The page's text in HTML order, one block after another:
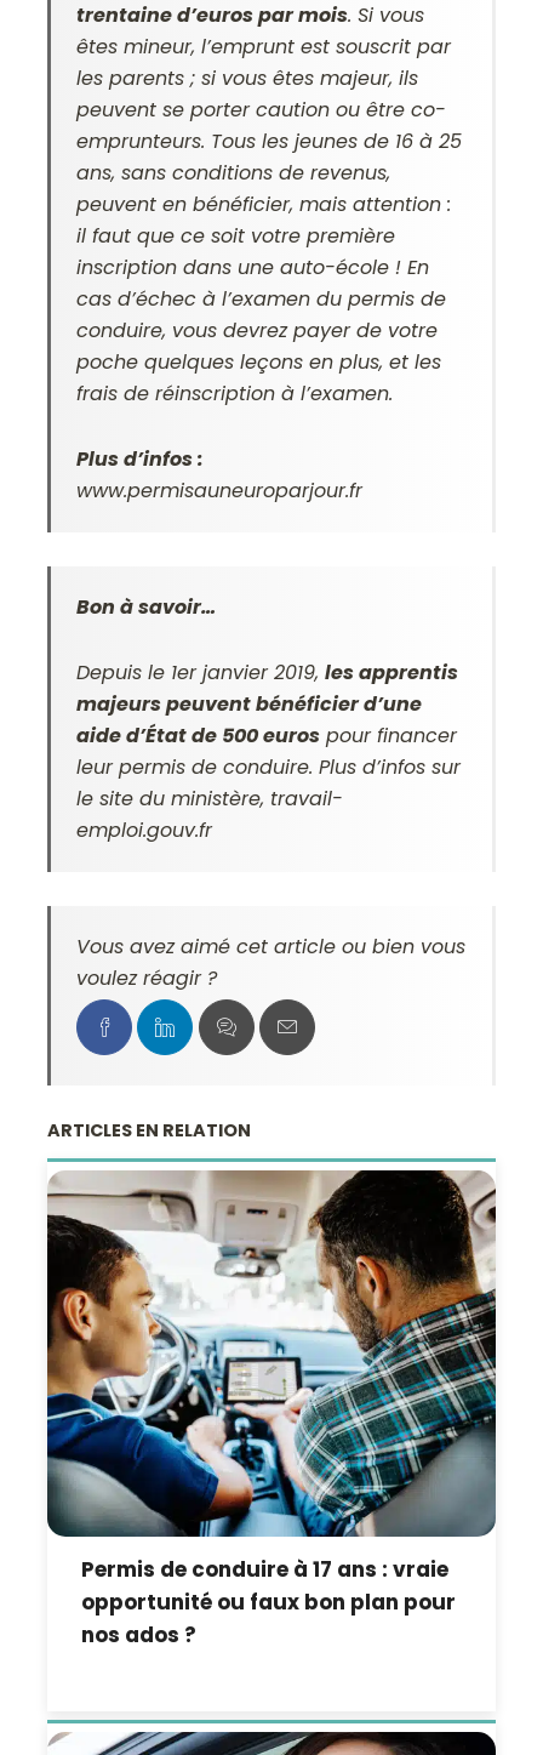
trentaine d’euros par mois. Si vous
êtes mineur, l’emprunt est souscrit par
les parents ; si vous êtes majeur, ils
peuvent se porter caution ou être co-
emprunteurs. Tous les jeunes de 16 à 25
ans, sans conditions de revenus,
peuvent en bénéficier, mais attention :
il faut que ce soit votre première
inscription dans une auto-école ! En
cas d’échec à l’examen du permis de
conduire, vous devrez payer de votre
poche quelques leçons en plus, et les
frais de réinscription à l’examen.
Plus d’infos :
www.permisauneuroparjour.fr
Bon à savoir…
Depuis le 1er janvier 2019,les apprentis
majeurs peuvent bénéficier d’une
aide d’État de 500 euros pour financer
leur permis de conduire. Plus d’infos sur
le site du ministère, travail-
emploi.gouv.fr
Vous avez aimé cet article ou bien vous
voulez réagir ?
ARTICLES EN RELATION
Permis de conduire à 17 ans : vraie
opportunité ou faux bon plan pour
nos ados ?